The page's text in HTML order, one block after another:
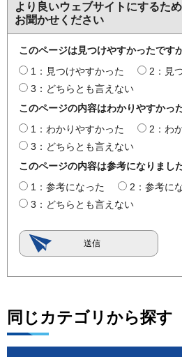
より良いウェブサイトにするた
お聞かせください
このページは見つけやすかったです
1：見つけやすかった
2：見
3：どちらとも言えない
このページの内容はわかりやすかっ
1：わかりやすかった
2：わ
3：どちらとも言えない
このページの内容は参考になりまし
1：参考になった
2：参考に
3：どちらとも言えない
同じカテゴリから探す